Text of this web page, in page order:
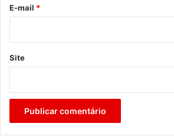
*
E-mail *
Site